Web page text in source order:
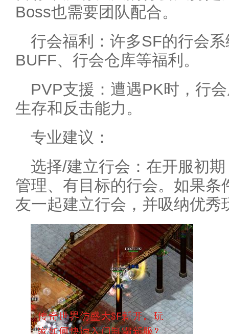
Boss也需要团队配合。
行会福利：许多SF的行会
BUFF、行会仓库等福利。
PVP支援：遭遇PK时，行
生存和反击能力。
专业建议：
选择/建立行会：在开服初
管理、有目标的行会。如果条
友一起建立行会，并吸纳优秀